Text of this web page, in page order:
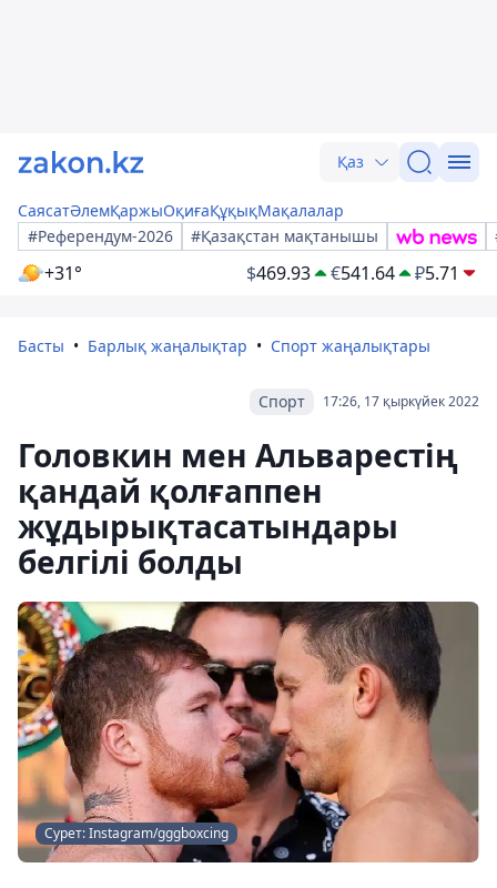
Қаз
СаясатӘлемҚаржыОқиғаҚұқықМақалалар
#Референдум-2026
#Қазақстан мақтанышы
+31° $469.93 €541.64 ₽5.71
Басты Барлық жаңалықтар Спорт жаңалықтары
17:26, 17 қыркүйек 2022
Спорт
Головкин мен Альварестің
қандай қолғаппен
жұдырықтасатындары
белгілі болды
Сурет: Instagram/gggboxcing